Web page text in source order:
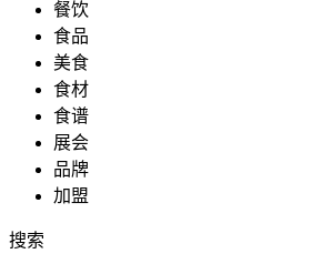
餐饮
食品
美食
食材
食谱
展会
品牌
加盟
搜索